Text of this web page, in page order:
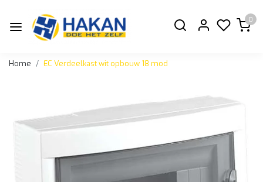
0
Home EC Verdeelkast wit opbouw 18 mod